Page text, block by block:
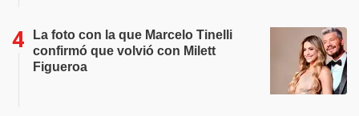
La foto con la que Marcelo Tinelli
confirmó que volvió con Milett
Figueroa